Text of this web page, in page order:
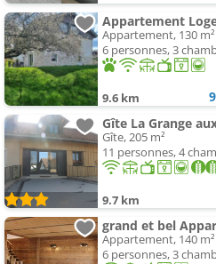
Appartement, 130 m²
6 personnes, 3
9.6 km
Gîte La Grange
Gîte, 205 m²
11 personnes, 4
9.7 km
Appartement, 140 m²
6 personnes, 3